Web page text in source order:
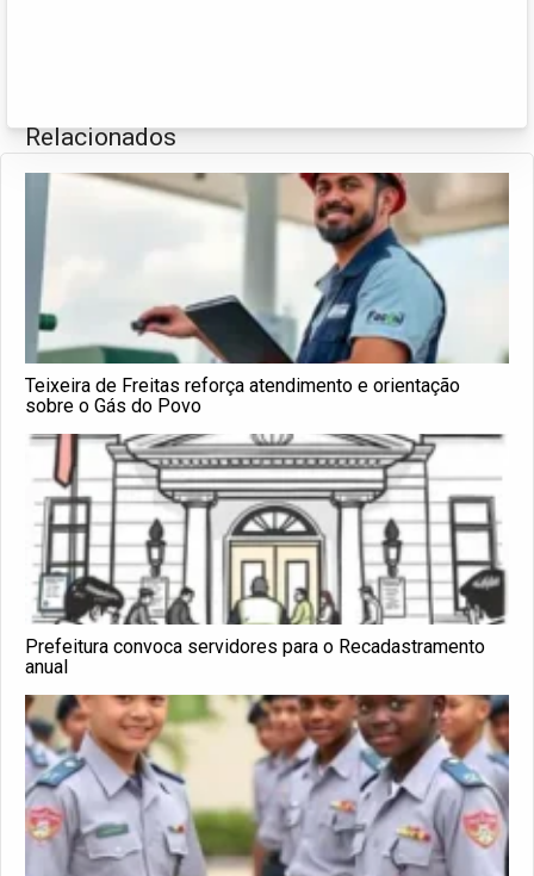
Relacionados
Teixeira de Freitas reforça atendimento e orientação
sobre o Gás do Povo
Prefeitura convoca servidores para o Recadastramento
anual